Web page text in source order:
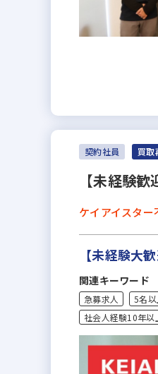
契約社員 買取
【未経験
ケイアイスタ
【未経験大
関連キーワード
急募求人 5名
社会人経験10年以